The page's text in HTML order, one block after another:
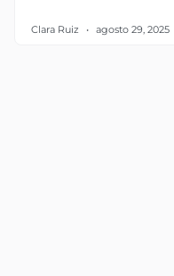
Clara Ruiz agosto 29, 2025